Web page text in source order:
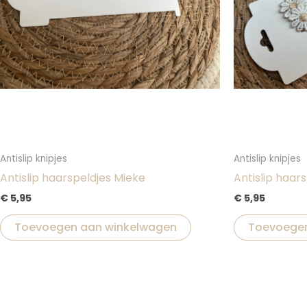
Antislip knipjes
Antislip haarspeldjes Mieke
€ 5,95
Toevoegen aan winkelwagen
Antislip knipjes
Antislip
€ 5,95